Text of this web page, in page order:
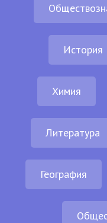
История
Химия
Литература
География